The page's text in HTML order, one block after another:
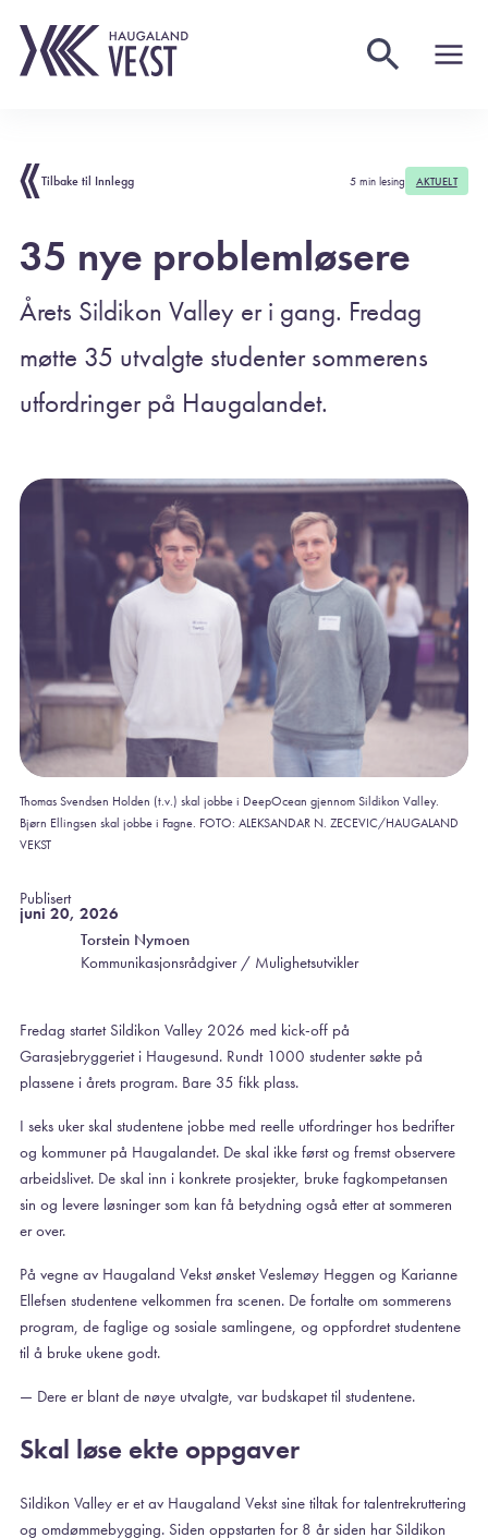
Tilbake til Innlegg 5 min lesing AKTUELT
35 nye problemløsere
Årets Sildikon Valley er i gang. Fredag
møtte 35 utvalgte studenter sommerens
utfordringer på Haugalandet.
Thomas Svendsen Holden (t.v.) skal jobbe i DeepOcean gjennom Sildikon Valley.
Bjørn Ellingsen skal jobbe i Fagne. FOTO: ALEKSANDAR N. ZECEVIC/HAUGALAND
VEKST
Publisert
juni 20, 2026
Torstein Nymoen
Kommunikasjonsrådgiver / Mulighetsutvikler
Fredag startet Sildikon Valley 2026 med kick-off på
Garasjebryggeriet i Haugesund. Rundt 1000 studenter søkte på
plassene i årets program. Bare 35 fikk plass.
I seks uker skal studentene jobbe med reelle utfordringer hos bedrifter
og kommuner på Haugalandet. De skal ikke først og fremst observere
arbeidslivet. De skal inn i konkrete prosjekter, bruke fagkompetansen
sin og levere løsninger som kan få betydning også etter at sommeren
er over.
På vegne av Haugaland Vekst ønsket Veslemøy Heggen og Karianne
Ellefsen studentene velkommen fra scenen. De fortalte om sommerens
program, de faglige og sosiale samlingene, og oppfordret studentene
til å bruke ukene godt.
— Dere er blant de nøye utvalgte, var budskapet til studentene.
Skal løse ekte oppgaver
Sildikon Valley er et av Haugaland Vekst sine tiltak for talentrekruttering
og omdømmebygging. Siden oppstarten for 8 år siden har Sildikon